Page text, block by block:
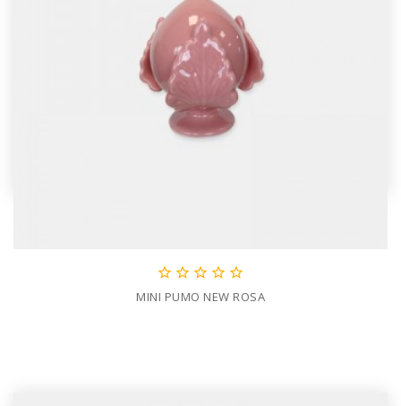
    
MINI PUMO NEW ROSA